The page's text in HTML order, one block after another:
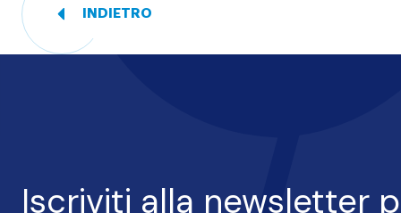
INDIETRO
Iscriviti alla newsletter